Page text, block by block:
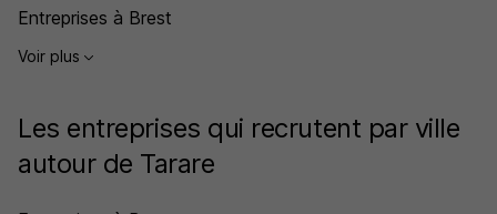
Entreprises à Brest
Voir plus
Les entreprises qui recrutent par ville
autour de Tarare